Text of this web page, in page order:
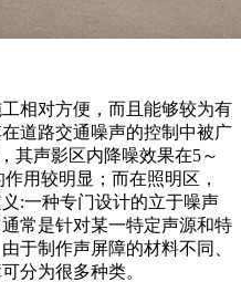
相对方便，而且能够较为有
道路交通噪声的控制中被广
其声影区内降噪效果在5～
用较明显；而在照明区，
:一种专门设计的立于噪声
常是针对某一特定声源和特
于制作声屏障的材料不同、
分为很多种类。